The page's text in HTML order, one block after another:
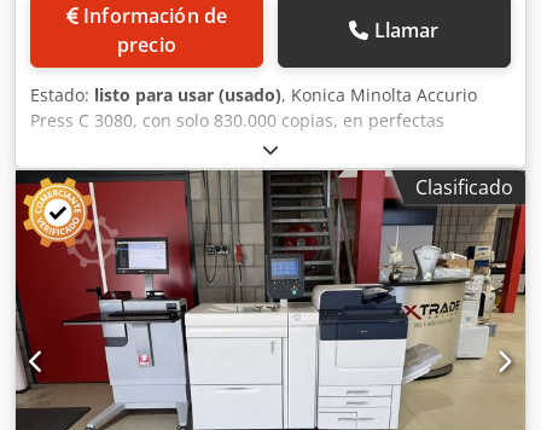
Información de
precio
Llamar
Estado: listo para usar (usado), Konica Minolta Accurio
Press C 3080, con solo 830.000 copias, en perfectas
condiciones, probada y lista para imprimir. Equipamiento:
FS 532 PI 502 RU 518 m PF 707 m Sd513/513f IC 605 Como
distribuidores con experiencia en la venta de
fotocopiadoras de segunda mano, hemos desarrollado una
gran experiencia en el embalaje y el envío en palés, para
garantizar que nuestros clientes reciban máquinas en
perfectas condiciones. Enviamos fotocopiadoras
procedentes de Konica Minolta France y que han sido
mantenidas por esta empresa. Si tiene alguna pregunta,
no dude en consultarnos. Dedpfx Aeznufzsazjwa Nuestra
empresa ofrece la mayor gama de fotocopiadoras de
producción Konica Minolta y gestiona envíos a nivel
Clasificado